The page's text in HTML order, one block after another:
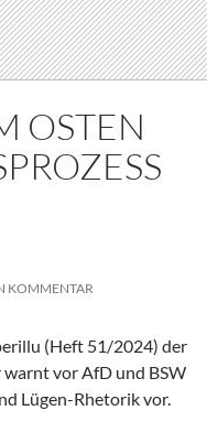
OSTEN
KOMMENTAR
(Heft 51/2024) der
vor AfD und BSW
Lügen-Rhetorik vor.